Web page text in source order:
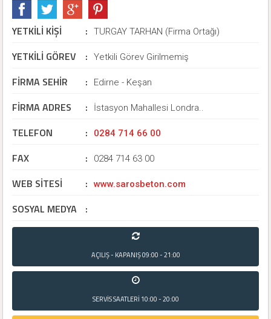
YETKİLİ KİŞİ : TURGAY TARHAN (Firma Ortağı)
YETKİLİ GÖREV : Yetkili Görev Girilmemiş
FİRMA SEHİR : Edirne - Keşan
FİRMA ADRES : İstasyon Mahallesi Londra..
TELEFON : 0284 714 66 00
FAX : 0284 714 63 00
WEB SİTESİ : www.sarosbeton.com
SOSYAL MEDYA :
AÇILIŞ - KAPANIŞ09:00 - 21:00
SERVİS SAATLERİ 10:00 - 20:00